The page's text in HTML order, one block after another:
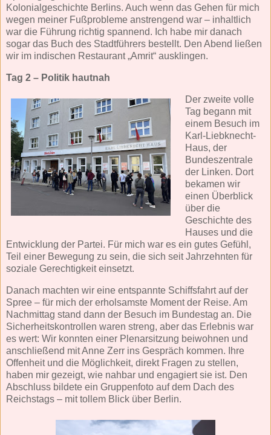
Kolonialgeschichte Berlins. Auch wenn das Gehen für mich
wegen meiner Fußprobleme anstrengend war – inhaltlich
war die Führung richtig spannend. Ich habe mir danach
sogar das Buch des Stadtführers bestellt. Den Abend ließen
wir im indischen Restaurant „Amrit“ ausklingen.
Tag 2 – Politik hautnah
Der zweite volle
Tag begann mit
einem Besuch im
Karl-Liebknecht-
Haus, der
Bundeszentrale
der Linken. Dort
bekamen wir
einen Überblick
über die
Geschichte des
Hauses und die
Entwicklung der Partei. Für mich war es ein gutes Gefühl,
Teil einer Bewegung zu sein, die sich seit Jahrzehnten für
soziale Gerechtigkeit einsetzt.
Danach machten wir eine entspannte Schiffsfahrt auf der
Spree – für mich der erholsamste Moment der Reise. Am
Nachmittag stand dann der Besuch im Bundestag an. Die
Sicherheitskontrollen waren streng, aber das Erlebnis war
es wert: Wir konnten einer Plenarsitzung beiwohnen und
anschließend mit Anne Zerr ins Gespräch kommen. Ihre
Offenheit und die Möglichkeit, direkt Fragen zu stellen,
haben mir gezeigt, wie nahbar und engagiert sie ist. Den
Abschluss bildete ein Gruppenfoto auf dem Dach des
Reichstags – mit tollem Blick über Berlin.